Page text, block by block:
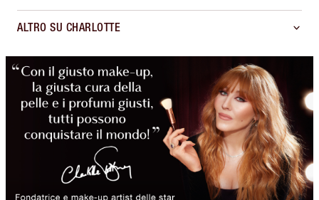
ALTRO SU CHARLOTTE